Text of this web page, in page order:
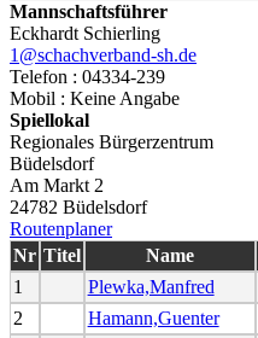
Mannschaftsführer
Eckhardt Schierling
1@schachverband-sh.de
Telefon : 04334-239
Mobil : Keine Angabe
Spiellokal
Regionales Bürgerzentrum
Büdelsdorf
Am Markt 2
24782 Büdelsdorf
Routenplaner
Nr Titel Name
1
Plewka,Manfred
2
Hamann,Guenter